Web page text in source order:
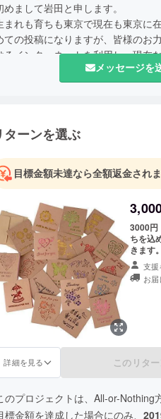
めまして岩田と申します。
まれも育ちも東京で現在も東京に
ての投稿になりますが、皆様のお
るインターネットを利用し、現在
に便利な生活を提供していきたいと
にオンラインショッピングで失敗し
悩みを解消するために立ち上がり
メッセージを
ターンを選ぶ
目標金額未達なら全額返金され
3000円
ちを込
きます。 プロジェクト報酬が成功し
ました
セージ
す。 ご支援者皆様に月２回の定期報
支援
お
詳細を見る このリタ
のプロジェクトは、All-or-Nothing
標金額を達成した場合にのみ、